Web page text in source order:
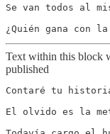
Se van todos al
Text within this block
published
Contaré tu
El olvido es la